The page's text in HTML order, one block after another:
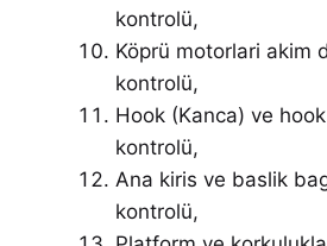
kontrolü,
Köprü motorlari akim
kontrolü,
Hook (Kanca) ve
kontrolü,
Ana kiris ve baslik
kontrolü,